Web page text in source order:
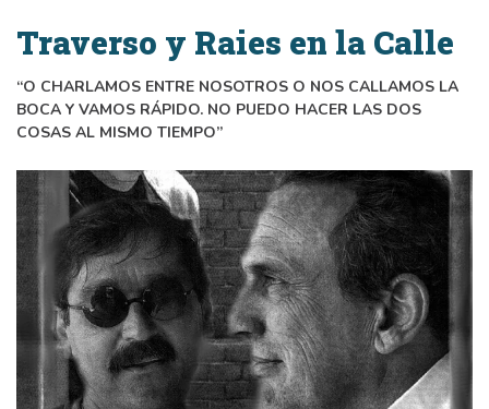
Traverso y Raies en la Calle
“O CHARLAMOS ENTRE NOSOTROS O NOS CALLAMOS LA
BOCA Y VAMOS RÁPIDO. NO PUEDO HACER LAS DOS
COSAS AL MISMO TIEMPO”